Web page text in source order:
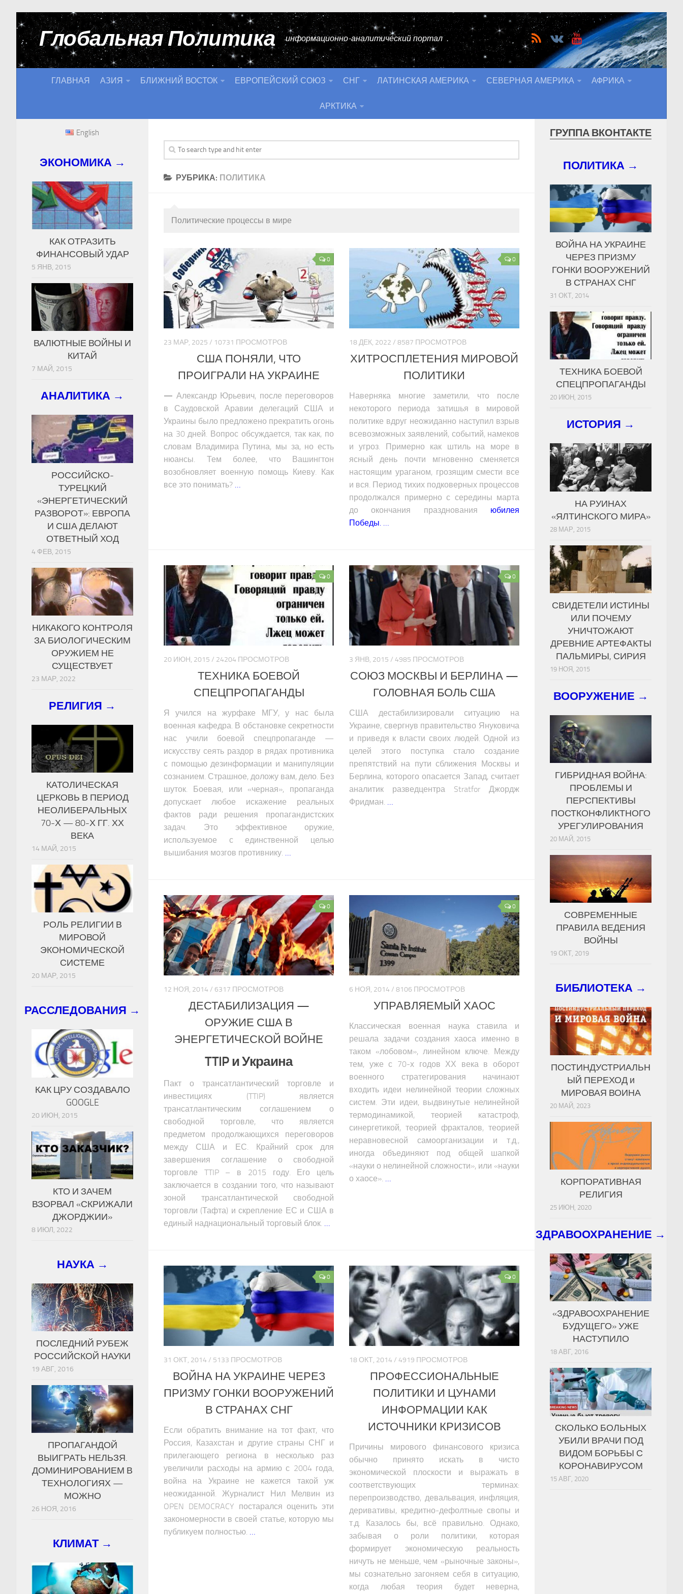
Глобальная Политика информационно-аналитический портал
ГЛАВНАЯ АЗИЯ БЛИЖНИЙ ВОСТОК ЕВРОПЕЙСКИЙ СОЮЗ СНГ ЛАТИНСКАЯ АМЕРИКА СЕВЕРНАЯ АМЕРИКА АФРИКА
АРКТИКА
РУБРИКА: ПОЛИТИКА
Политические процессы в мире
0
23 МАР, 2025 / 10731 ПРОСМОТРОВ
США ПОНЯЛИ, ЧТО
ПРОИГРАЛИ НА УКРАИНЕ
— Александр Юрьевич, после переговоров
в Саудовской Аравии делегаций США и
Украины было предложено прекратить огонь
на 30 дней. Вопрос обсуждается, так как, по
словам Владимира Путина, мы за, но есть
нюансы. Тем более, что Вашингтон
возобновляет военную помощь Киеву. Как
все это понимать? …
0
18 ДЕК, 2022 / 8587 ПРОСМОТРОВ
ХИТРОСПЛЕТЕНИЯ МИРОВОЙ
ПОЛИТИКИ
Наверняка многие заметили, что после
некоторого периода затишья в мировой
политике вдруг неожиданно наступил взрыв
всевозможных заявлений, событий, намеков
и угроз. Примерно как штиль на море в
ясный день почти мгновенно сменяется
настоящим ураганом, грозящим смести все
и вся. Период тихих подковерных процессов
продолжался примерно с середины марта
до окончания празднования юбилея
Победы. …
0
20 ИЮН, 2015 / 24204 ПРОСМОТРОВ
ТЕХНИКА БОЕВОЙ
СПЕЦПРОПАГАНДЫ
Я учился на журфаке МГУ, у нас была
военная кафедра. В обстановке секретности
нас учили боевой спецпропаганде —
искусству сеять раздор в рядах противника
с помощью дезинформации и манипуляции
сознанием. Страшное, доложу вам, дело. Без
шуток. Боевая, или «черная», пропаганда
допускает любое искажение реальных
фактов ради решения пропагандистских
задач. Это эффективное оружие,
используемое с единственной целью
вышибания мозгов противнику. …
0
3 ЯНВ, 2015 / 4985 ПРОСМОТРОВ
СОЮЗ МОСКВЫ И БЕРЛИНА —
ГОЛОВНАЯ БОЛЬ США
США дестабилизировали ситуацию на
Украине, свергнув правительство Януковича
и приведя к власти своих людей. Одной из
целей этого поступка стало создание
препятствий на пути сближения Москвы и
Берлина, которого опасается Запад, считает
аналитик разведцентра Stratfor Джордж
Фридман. …
0
12 НОЯ, 2014 / 6317 ПРОСМОТРОВ
ДЕСТАБИЛИЗАЦИЯ —
ОРУЖИЕ США В
ЭНЕРГЕТИЧЕСКОЙ ВОЙНЕ
TTIP и Украина
Пакт о трансатлантический торговле и
инвестициях (TTIP) является
трансатлантическим соглашением о
свободной торговле, что является
предметом продолжающихся переговоров
между США и ЕС. Крайний срок для
завершения соглашение о свободной
торговле TTIP – в 2015 году. Его цель
заключается в создании того, что называют
зоной трансатлантической свободной
торговли (Тафта) и скрепление ЕС и США в
единый наднациональный торговый блок. …
0
6 НОЯ, 2014 / 8106 ПРОСМОТРОВ
УПРАВЛЯЕМЫЙ ХАОС
Классическая военная наука ставила и
решала задачи создания хаоса именно в
таком «лобовом», линейном ключе. Между
тем, уже с 70-х годов ХХ века в оборот
военного стратегирования начинают
входить идеи нелинейной теории сложных
систем. Эти идеи, выдвинутые нелинейной
термодинамикой, теорией катастроф,
синергетикой, теорией фракталов, теорией
неравновесной самоорганизации и т.д.,
иногда объединяют под общей шапкой
«науки о нелинейной сложности», или «науки
о хаосе». …
0
31 ОКТ, 2014 / 5133 ПРОСМОТРОВ
ВОЙНА НА УКРАИНЕ ЧЕРЕЗ
ПРИЗМУ ГОНКИ ВООРУЖЕНИЙ
В СТРАНАХ СНГ
Если обратить внимание на тот факт, что
Россия, Казахстан и другие страны СНГ и
прилегающего региона в несколько раз
увеличили расходы на армию с 2004 года,
война на Украине не кажется такой уж
неожиданной. Журналист Нил Мелвин из
OPEN DEMOCRACY постарался оценить эти
закономерности в своей статье, которую мы
публикуем полностью. …
0
18 ОКТ, 2014 / 4919 ПРОСМОТРОВ
ПРОФЕССИОНАЛЬНЫЕ
ПОЛИТИКИ И ЦУНАМИ
ИНФОРМАЦИИ КАК
ИСТОЧНИКИ КРИЗИСОВ
Причины мирового финансового кризиса
обычно принято искать в чисто
экономической плоскости и выражать в
соответствующих терминах:
перепроизводство, девальвация, инфляция,
деривативы, кредитно-дефолтные свопы и
т.д. Казалось бы, всё правильно. Однако,
забывая о роли политики, которая
формирует экономическую реальность
ничуть не меньше, чем «рыночные законы»,
мы сознательно загоняем себя в ситуацию,
когда любая теория будет неверна,
English
ЭКОНОМИКА →
КАК ОТРАЗИТЬ
ФИНАНСОВЫЙ УДАР
5 ЯНВ, 2015
ВАЛЮТНЫЕ ВОЙНЫ И
КИТАЙ
7 МАЙ, 2015
АНАЛИТИКА →
РОССИЙСКО-
ТУРЕЦКИЙ
«ЭНЕРГЕТИЧЕСКИЙ
РАЗВОРОТ»: ЕВРОПА
И США ДЕЛАЮТ
ОТВЕТНЫЙ ХОД
4 ФЕВ, 2015
НИКАКОГО КОНТРОЛЯ
ЗА БИОЛОГИЧЕСКИМ
ОРУЖИЕМ НЕ
СУЩЕСТВУЕТ
23 МАР, 2022
РЕЛИГИЯ →
КАТОЛИЧЕСКАЯ
ЦЕРКОВЬ В ПЕРИОД
НЕОЛИБЕРАЛЬНЫХ
70-Х — 80-Х ГГ. ХХ
ВЕКА
14 МАЙ, 2015
РОЛЬ РЕЛИГИИ В
МИРОВОЙ
ЭКОНОМИЧЕСКОЙ
СИСТЕМЕ
20 МАР, 2015
РАССЛЕДОВАНИЯ →
КАК ЦРУ СОЗДАВАЛО
GOOGLE
20 ИЮН, 2015
КТО И ЗАЧЕМ
ВЗОРВАЛ «СКРИЖАЛИ
ДЖОРДЖИИ»
8 ИЮЛ, 2022
НАУКА →
ПОСЛЕДНИЙ РУБЕЖ
РОССИЙСКОЙ НАУКИ
19 АВГ, 2016
ПРОПАГАНДОЙ
ВЫИГРАТЬ НЕЛЬЗЯ.
ДОМИНИРОВАНИЕМ В
ТЕХНОЛОГИЯХ —
МОЖНО
26 НОЯ, 2016
КЛИМАТ →
ГРУППА ВКОНТАКТЕ
ПОЛИТИКА →
ВОЙНА НА УКРАИНЕ
ЧЕРЕЗ ПРИЗМУ
ГОНКИ ВООРУЖЕНИЙ
В СТРАНАХ СНГ
31 ОКТ, 2014
ТЕХНИКА БОЕВОЙ
СПЕЦПРОПАГАНДЫ
20 ИЮН, 2015
ИСТОРИЯ →
НА РУИНАХ
«ЯЛТИНСКОГО МИРА»
28 МАР, 2015
СВИДЕТЕЛИ ИСТИНЫ
ИЛИ ПОЧЕМУ
УНИЧТОЖАЮТ
ДРЕВНИЕ АРТЕФАКТЫ
ПАЛЬМИРЫ, СИРИЯ
19 НОЯ, 2015
ВООРУЖЕНИЕ →
ГИБРИДНАЯ ВОЙНА:
ПРОБЛЕМЫ И
ПЕРСПЕКТИВЫ
ПОСТКОНФЛИКТНОГО
УРЕГУЛИРОВАНИЯ
20 МАЙ, 2015
СОВРЕМЕННЫЕ
ПРАВИЛА ВЕДЕНИЯ
ВОЙНЫ
19 ОКТ, 2019
БИБЛИОТЕКА →
ПОСТИНДУСТРИАЛЬН
ЫЙ ПЕРЕХОД и
МИРОВАЯ ВОИНА
20 МАЙ, 2023
КОРПОРАТИВНАЯ
РЕЛИГИЯ
25 ИЮН, 2020
ЗДРАВООХРАНЕНИЕ →
«ЗДРАВООХРАНЕНИЕ
БУДУЩЕГО» УЖЕ
НАСТУПИЛО
18 АВГ, 2016
СКОЛЬКО БОЛЬНЫХ
УБИЛИ ВРАЧИ ПОД
ВИДОМ БОРЬБЫ С
КОРОНАВИРУСОМ
15 АВГ, 2020